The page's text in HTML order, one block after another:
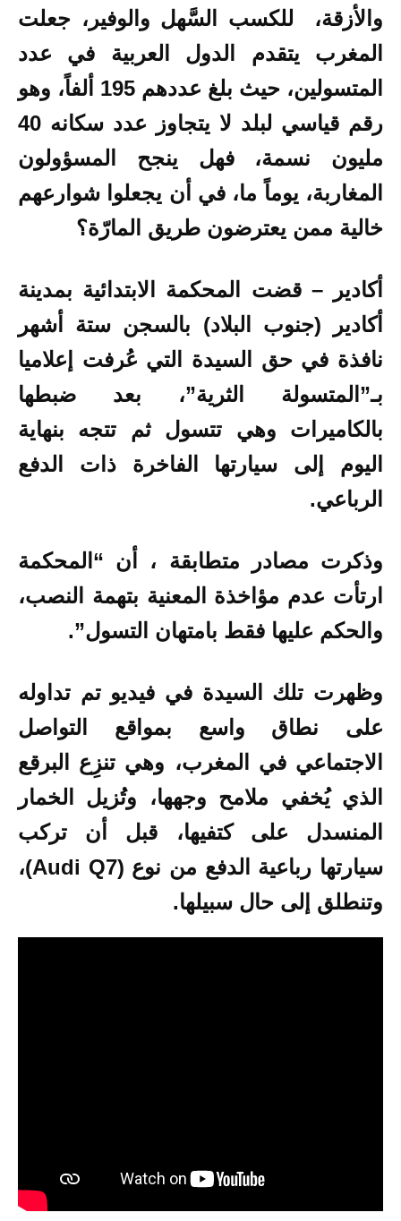
والأزقة، للكسب السَّهل والوفير، جعلت
المغرب يتقدم الدول العربية في عدد
المتسولين، حيث بلغ عددهم 195 ألفاً، وهو
رقم قياسي لبلد لا يتجاوز عدد سكانه 40
مليون نسمة، فهل ينجح المسؤولون
المغاربة، يوماً ما، في أن يجعلوا شوارعهم
خالية ممن يعترضون طريق المارّة؟
أكادير – قضت المحكمة الابتدائية بمدينة
أكادير (جنوب البلاد) بالسجن ستة أشهر
نافذة في حق السيدة التي عُرفت إعلاميا
بـ”المتسولة الثرية”، بعد ضبطها
بالكاميرات وهي تتسول ثم تتجه بنهاية
اليوم إلى سيارتها الفاخرة ذات الدفع
الرباعي.
وذكرت مصادر متطابقة ، أن “المحكمة
ارتأت عدم مؤاخذة المعنية بتهمة النصب،
والحكم عليها فقط بامتهان التسول”.
وظهرت تلك السيدة في فيديو تم تداوله
على نطاق واسع بمواقع التواصل
الاجتماعي في المغرب، وهي تنزِع البرقع
الذي يُخفي ملامح وجهها، وتُزيل الخمار
المنسدل على كتفيها، قبل أن تركب
سيارتها رباعية الدفع من نوع (Audi Q7)،
وتنطلق إلى حال سبيلها.